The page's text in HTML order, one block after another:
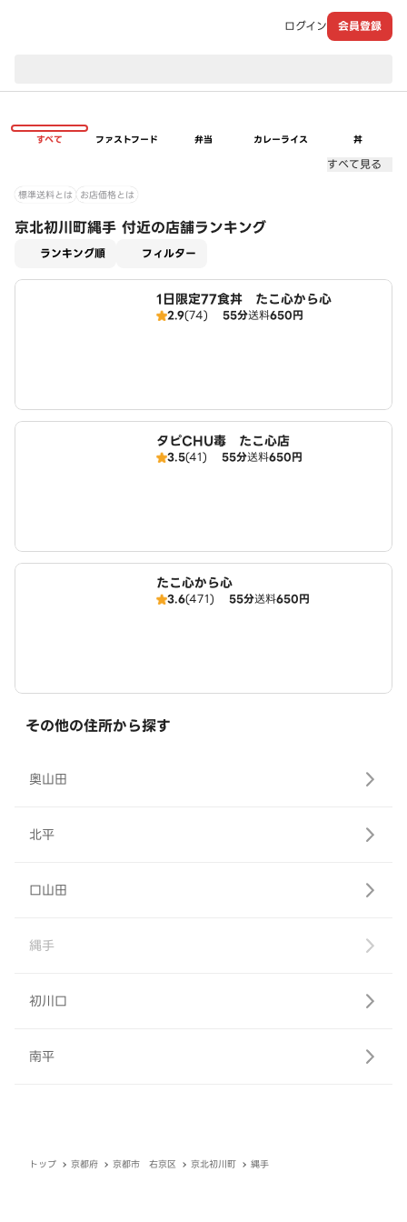
ログイン 会員登録
すべて ファストフード 弁当 カレーライス 丼
すべて見る
標準送料とは お店価格とは
京北初川町縄手 付近の店舗ランキング
ランキング順 フィルター
1日限定77食丼 たこ心から心
2.9(74) 55分送料650円
タピCHU毒 たこ心店
3.5(41) 55分送料650円
たこ心から心
3.6(471) 55分送料650円
その他の住所から探す
奥山田
北平
口山田
縄手
初川口
南平
トップ 京都府 京都市 右京区 京北初川町 縄手